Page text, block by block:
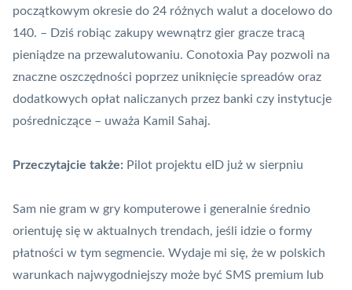
początkowym okresie do 24 różnych walut a docelowo do
140. – Dziś robiąc zakupy wewnątrz gier gracze tracą
pieniądze na przewalutowaniu. Conotoxia Pay pozwoli na
znaczne oszczędności poprzez uniknięcie spreadów oraz
dodatkowych opłat naliczanych przez banki czy instytucje
pośredniczące – uważa Kamil Sahaj.
Przeczytajcie także: Pilot projektu eID już w sierpniu
Sam nie gram w gry komputerowe i generalnie średnio
orientuję się w aktualnych trendach, jeśli idzie o formy
płatności w tym segmencie. Wydaje mi się, że w polskich
warunkach najwygodniejszy może być SMS premium lub